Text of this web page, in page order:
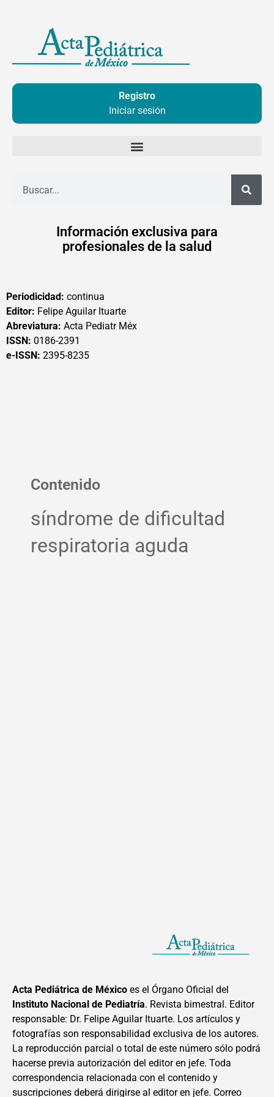
contenido
Registro
Iniciar sesión
Información exclusiva para
profesionales de la salud
Periodicidad: continua
Editor: Felipe Aguilar Ituarte
Abreviatura: Acta Pediatr Méx
ISSN: 0186-2391
e-ISSN: 2395-8235
Contenido
síndrome de dificultad
respiratoria aguda
Acta Pediátrica de México es el Órgano Oficial del
Instituto Nacional de Pediatría. Revista bimestral. Editor
responsable: Dr. Felipe Aguilar Ituarte. Los artículos y
fotografías son responsabilidad exclusiva de los autores.
La reproducción parcial o total de este número sólo podrá
hacerse previa autorización del editor en jefe. Toda
correspondencia relacionada con el contenido y
suscripciones deberá dirigirse al editor en jefe. Correo